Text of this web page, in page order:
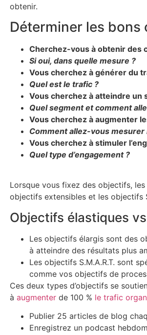
obtenir.
Déterminer les
Cherchez-vous à obtenir des
Si oui, dans quelle mesure ?
Vous cherchez à générer du
Quel est le trafic ?
Vous cherchez à atteindre un
Quel segment et comment
Vous cherchez à augmenter
Comment allez-vous
Vous cherchez à stimuler
Quel type d’engagement ?
Lorsque vous fixez des objectifs,
objectifs extensibles et les objectifs
Objectifs élastiques
Les objectifs élargis sont des
à atteindre des résultats plus
Les objectifs S.M.A.R.T. sont
comme vos objectifs de
Ces deux types d’objectifs se
à augmenter de 100 % le trafic
Publier 25 articles de blog
Enregistrez un podcast